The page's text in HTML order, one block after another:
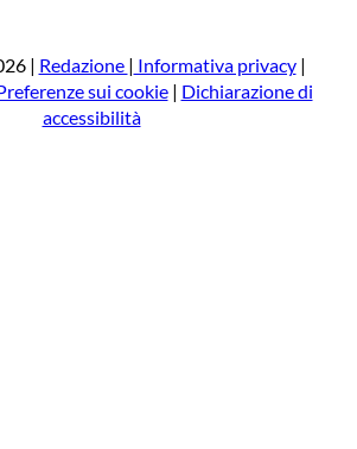
a
| Redazione | Informativa privacy|
sui cookie| Dichiarazione di
accessibilità